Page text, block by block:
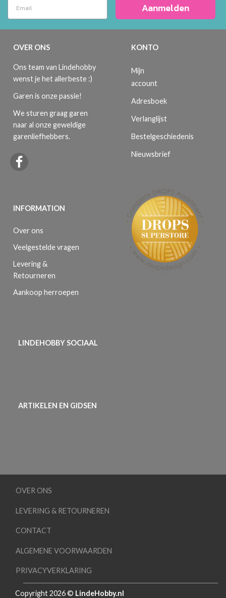
Aanmelden
OVER ONS
Ons team van Lindehobby
wenst je het allerbeste :)
Garen is onze passie!
We sturen graag garen
naar al onze geweldige
garenliefhebbers.
INFORMATION
Over ons
Veelgestelde vragen
Levering &
Retourneren
Aankoop herroepen
KONTO
Mijn
account
Adresboek
Verlanglijst
Bestelgeschiedenis
Nieuwsbrief
LINDEHOBBY SOCIAAL
ARTIKELEN EN GIDSEN
OVER ONS
LEVERING & RETOURNEREN
CONTACT
ALGEMENE VOORWAARDEN
PRIVACYVERKLARING
Copyright 2026 © LindeHobby.nl